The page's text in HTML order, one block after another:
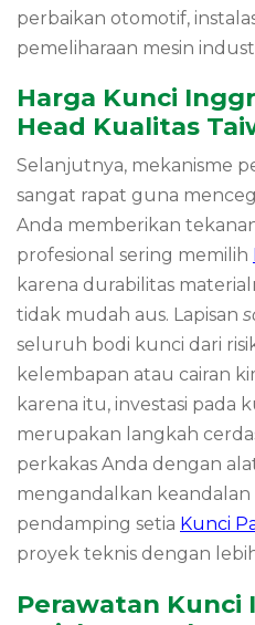
perbaikan otomotif,
pemeliharaan mesin
Harga Kunci
Head Kualitas
Selanjutnya, mekanisme
sangat rapat guna
Anda memberikan
profesional sering memilih
karena durabilitas
tidak mudah aus. Lapisan
seluruh bodi kunci dari
kelembapan atau cairan
karena itu, investasi pada
merupakan langkah
perkakas Anda dengan
mengandalkan keandalan
pendamping setia Kunci
proyek teknis dengan
Perawatan Kunci